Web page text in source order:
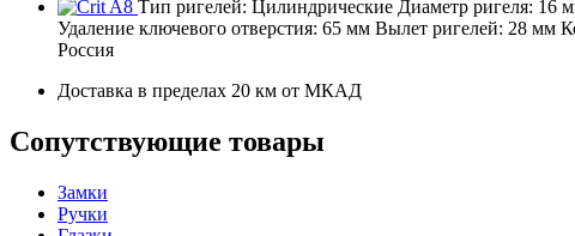
Тип ригелей: Цилиндрические Диаметр ригеля: 16
Удаление ключевого отверстия: 65 мм Вылет ригелей: 28 мм
Россия
Доставка в пределах 20 км от МКАД
Сопутствующие товары
Замки
Ручки